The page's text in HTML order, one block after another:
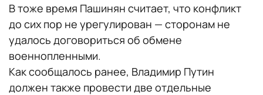
В тоже время Пашинян считает, что конфликт
до сих пор не урегулирован — сторонам не
удалось договориться об обмене
военнопленными.
Как сообщалось ранее, Владимир Путин
должен также провести две отдельные